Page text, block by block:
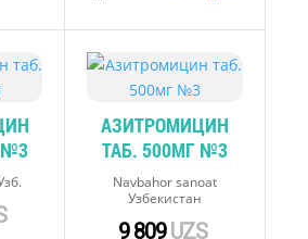
№3
АЗИТРОМИЦИН
ТАБ. 500МГ №3
Navbahor sanoat
Узбекистан
9 809UZS